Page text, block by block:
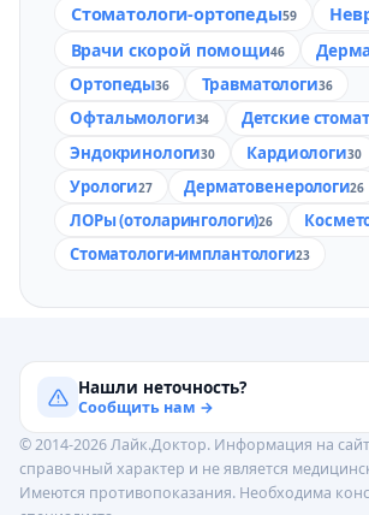
Стоматологи-ортопеды59
Врачи скорой помощи46
Ортопеды36 Травматологи36
Офтальмологи34 Детские
Эндокринологи30 Кардиологи30
Урологи27 Дерматовенерологи26
ЛОРы (отоларингологи)26
Стоматологи-имплантологи23
Нашли неточность?
Сообщить нам →
© 2014-2026 Лайк.Доктор. Информация на
справочный характер и не является
Имеются противопоказания. Необходима